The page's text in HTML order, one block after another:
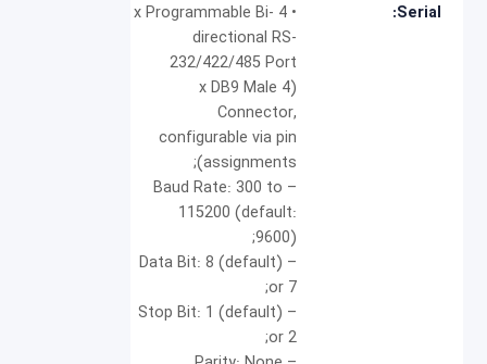
Serial:
• 4 x Programmable Bi-
directional RS-
232/422/485 Port
(4 x DB9 Male
Connector,
configurable via pin
assignments);
– Baud Rate: 300 to
115200 (default:
9600);
– Data Bit: 8 (default)
or 7;
– Stop Bit: 1 (default)
or 2;